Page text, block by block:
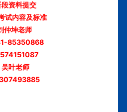
段资料提交
试内容及标准
仲坤老师
85350868
吴叶老师